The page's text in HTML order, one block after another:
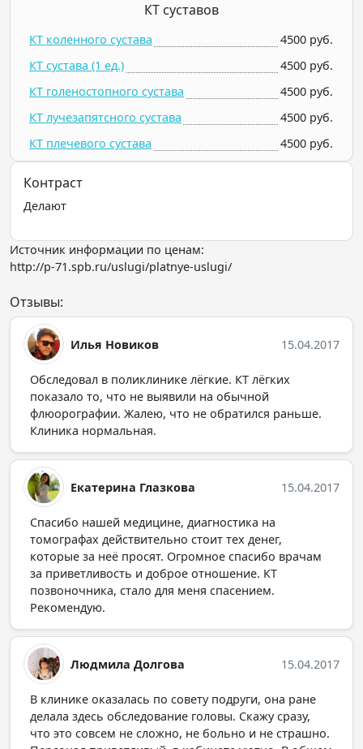
КТ суставов
КТ коленного сустава
4500 руб.
КТ сустава (1 ед.)
4500 руб.
КТ голеностопного сустава
4500 руб.
КТ лучезапятсного сустава
4500 руб.
КТ плечевого сустава
4500 руб.
Контраст
Делают
Источник информации по ценам:
http://p-71.spb.ru/uslugi/platnye-uslugi/
Отзывы:
Илья Новиков 15.04.2017
Обследовал в поликлинике лёгкие. КТ лёгких
показало то, что не выявили на обычной
флюорографии. Жалею, что не обратился раньше.
Клиника нормальная.
Екатерина Глазкова 15.04.2017
Спасибо нашей медицине, диагностика на
томографах действительно стоит тех денег,
которые за неё просят. Огромное спасибо врачам
за приветливость и доброе отношение. КТ
позвоночника, стало для меня спасением.
Рекомендую.
Людмила Долгова 15.04.2017
В клинике оказалась по совету подруги, она ране
делала здесь обследование головы. Скажу сразу,
что это совсем не сложно, не больно и не страшно.